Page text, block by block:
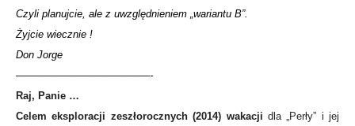
Czyli planujcie, ale z uwzględnieniem „wariantu B”.
Żyjcie wiecznie !
Don Jorge
—————————————-
Raj, Panie …
Celem eksploracji zeszłorocznych (2014) wakacji dla „Perły” i jej